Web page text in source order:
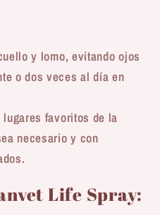
y lomo, evitando ojos
o dos veces al día en
favoritos de la
necesario y con
Life Spray: